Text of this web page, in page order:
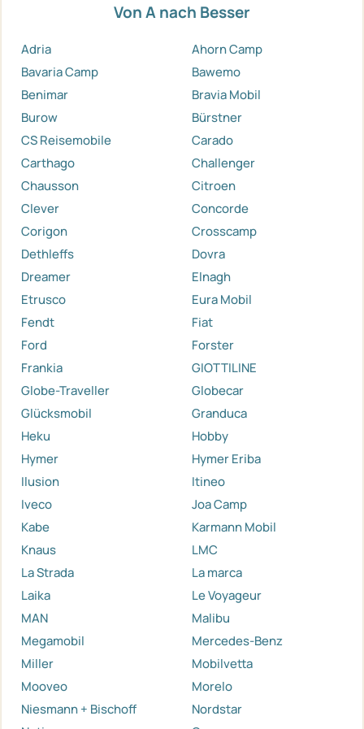
Von A nach Besser
Adria
Ahorn Camp
Bavaria Camp
Bawemo
Benimar
Bravia Mobil
Burow
Bürstner
CS Reisemobile
Carado
Carthago
Challenger
Chausson
Citroen
Clever
Concorde
Corigon
Crosscamp
Dethleffs
Dovra
Dreamer
Elnagh
Etrusco
Eura Mobil
Fendt
Fiat
Ford
Forster
Frankia
GIOTTILINE
Globe-Traveller
Globecar
Glücksmobil
Granduca
Heku
Hobby
Hymer
Hymer Eriba
Ilusion
Itineo
Iveco
Joa Camp
Kabe
Karmann Mobil
Knaus
LMC
La Strada
La marca
Laika
Le Voyageur
MAN
Malibu
Megamobil
Mercedes-Benz
Miller
Mobilvetta
Mooveo
Morelo
Niesmann + Bischoff
Nordstar